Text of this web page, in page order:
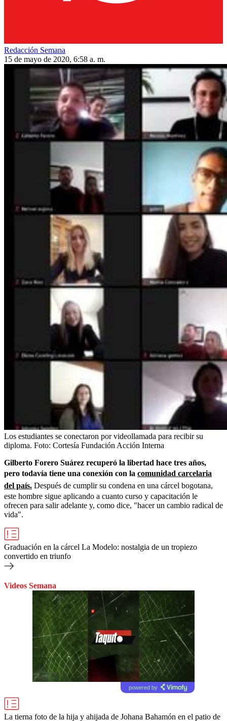
Redacción Semana
15 de mayo de 2020, 6:58 a. m.
Los estudiantes se conectaron por videollamada para recibir su
diploma. Foto: Cortesía Fundación Acción Interna
Gilberto Forero Suárez recuperó la libertad hace tres años,
pero todavía tiene una conexión con la comunidad carcelaria
del país. Después de cumplir su condena en una cárcel bogotana,
este hombre sigue aplicando a cuanto curso y capacitación le
ofrecen para salir adelante y, como dice, "hacer un cambio radical de
vida".
Graduación en la cárcel La Modelo: nostalgia de un tropiezo
convertido en triunfo
Videos Semana
powered by
La tierna foto de la hija y ahijada de Johana Bahamón en el patio de